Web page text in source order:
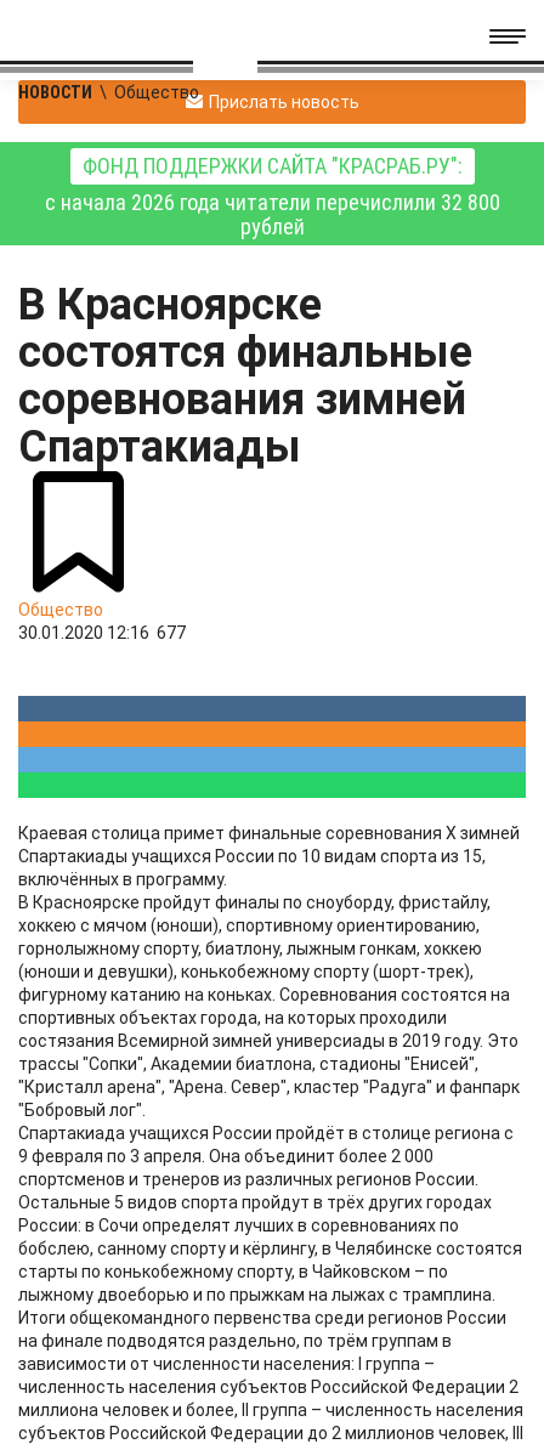
НОВОСТИ \ Общество Прислать новость
ФОНД ПОДДЕРЖКИ САЙТА "КРАСРАБ.РУ":
с начала 2026 года читатели перечислили 32 800
рублей
В Красноярске
состоятся финальные
соревнования зимней
Спартакиады
Общество
30.01.2020 12:16 677
Краевая столица примет финальные соревнования X зимней
Спартакиады учащихся России по 10 видам спорта из 15,
включённых в программу.
В Красноярске пройдут финалы по сноуборду, фристайлу,
хоккею с мячом (юноши), спортивному ориентированию,
горнолыжному спорту, биатлону, лыжным гонкам, хоккею
(юноши и девушки), конькобежному спорту (шорт-трек),
фигурному катанию на коньках. Соревнования состоятся на
спортивных объектах города, на которых проходили
состязания Всемирной зимней универсиады в 2019 году. Это
трассы "Сопки", Академии биатлона, стадионы "Енисей",
"Кристалл арена", "Арена. Север", кластер "Радуга" и фанпарк
"Бобровый лог".
Спартакиада учащихся России пройдёт в столице региона с
9 февраля по 3 апреля. Она объединит более 2 000
спортсменов и тренеров из различных регионов России.
Остальные 5 видов спорта пройдут в трёх других городах
России: в Сочи определят лучших в соревнованиях по
бобслею, санному спорту и кёрлингу, в Челябинске состоятся
старты по конькобежному спорту, в Чайковском – по
лыжному двоеборью и по прыжкам на лыжах с трамплина.
Итоги общекомандного первенства среди регионов России
на финале подводятся раздельно, по трём группам в
зависимости от численности населения: I группа –
численность населения субъектов Российской Федерации 2
миллиона человек и более, II группа – численность населения
субъектов Российской Федерации до 2 миллионов человек, III